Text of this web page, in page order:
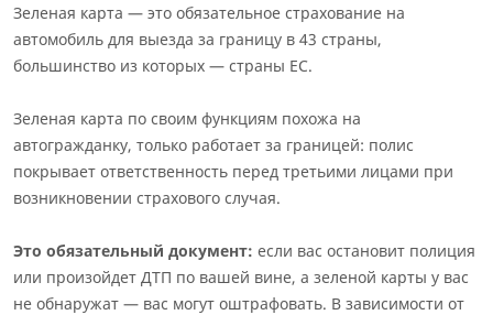
Зеленая карта — это обязательное страхование на
автомобиль для выезда за границу в 43 страны,
большинство из которых — страны ЕС.
Зеленая карта по своим функциям похожа на
автогражданку, только работает за границей: полис
покрывает ответственность перед третьими лицами при
возникновении страхового случая.
Это обязательный документ: если вас остановит полиция
или произойдет ДТП по вашей вине, а зеленой карты у вас
не обнаружат — вас могут оштрафовать. В зависимости от